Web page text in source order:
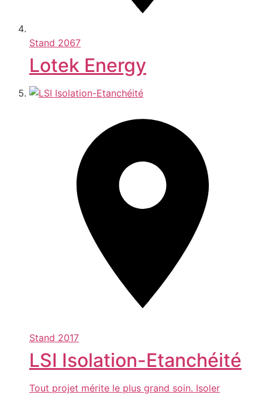
Stand 2067
Lotek Energy
Stand 2017
LSI Isolation-Etanchéité
Tout projet mérite le plus grand soin. Isoler